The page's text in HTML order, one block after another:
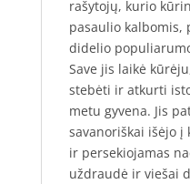
rašytojų, kurio
pasaulio kalbomis,
didelio
Save jis laikė
stebėti ir atkurti
metu gyvena. Jis
savanoriškai išėjo į
ir persekiojamas
uždraudė ir viešai